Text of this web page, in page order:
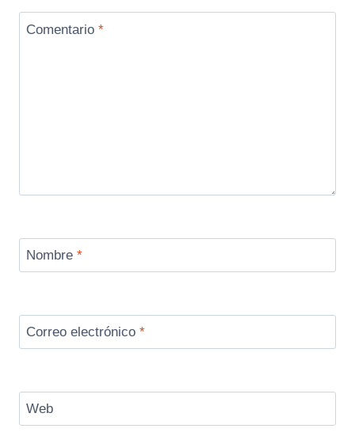
Comentario *
Nombre *
Correo electrónico *
Web